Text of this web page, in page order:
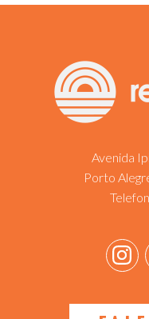
Avenida
Porto